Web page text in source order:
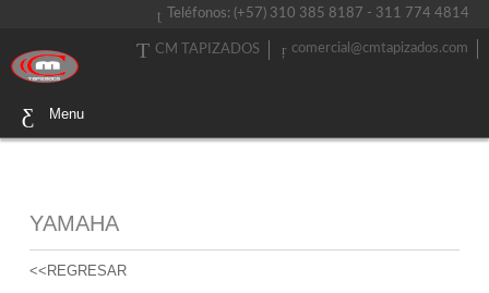
Teléfonos: (+57) 310 385 8187 - 311 774 4814
comercial@cmtapizados.com
CM TAPIZADOS
Menu
YAMAHA
<<REGRESAR